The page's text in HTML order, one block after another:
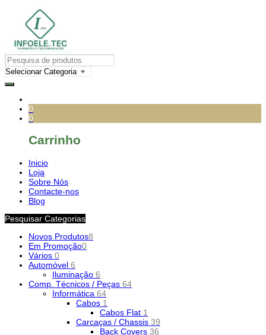
0
0
Carrinho
Inicio
Loja
Sobre Nós
Contacte-nos
Blog
Pesquisar Categorias
Novos Produtos8
Em Promoção0
Vários 0
Automóvel 6
Iluminação 6
Comp. Técnicos / Peças 64
Informática 64
Cabos 1
Cabos Flat 1
Carcaças / Chassis 39
Back Covers 36